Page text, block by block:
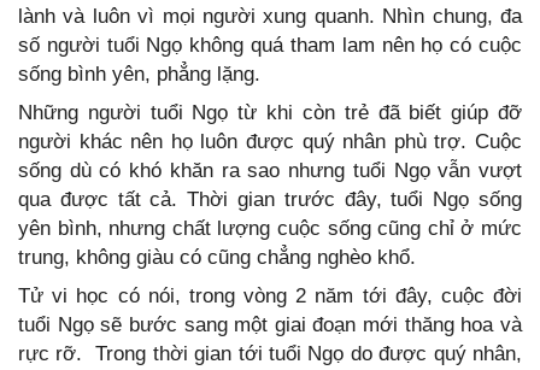
lành và luôn vì mọi người xung quanh. Nhìn chung, đa
số người tuổi Ngọ không quá tham lam nên họ có cuộc
sống bình yên, phẳng lặng.
Những người tuổi Ngọ từ khi còn trẻ đã biết giúp đỡ
người khác nên họ luôn được quý nhân phù trợ. Cuộc
sống dù có khó khăn ra sao nhưng tuổi Ngọ vẫn vượt
qua được tất cả. Thời gian trước đây, tuổi Ngọ sống
yên bình, nhưng chất lượng cuộc sống cũng chỉ ở mức
trung, không giàu có cũng chẳng nghèo khổ.
Tử vi học có nói, trong vòng 2 năm tới đây, cuộc đời
tuổi Ngọ sẽ bước sang một giai đoạn mới thăng hoa và
rực rỡ. Trong thời gian tới tuổi Ngọ do được quý nhân,